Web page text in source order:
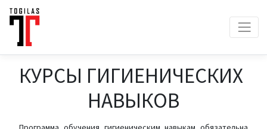
КУРСЫ ГИГИЕНИЧЕСКИХ
НАВЫКОВ